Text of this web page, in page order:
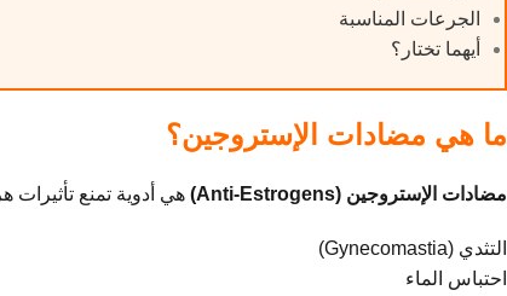
الجرعات المناسبة
أيهما تختار؟
ما هي مضادات الإستروجين؟
مضادات الإستروجين (Anti-Estrogens) هي أدوية تمنع
التثدي (Gynecomastia)
احتباس الماء